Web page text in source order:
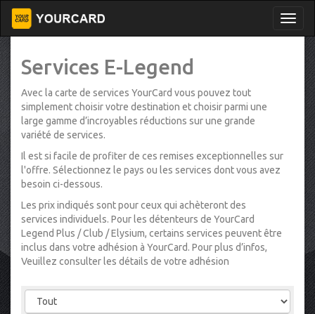
Services E-Legend
Avec la carte de services YourCard vous pouvez tout
simplement choisir votre destination et choisir parmi une
large gamme d’incroyables réductions sur une grande
variété de services.
Il est si facile de profiter de ces remises exceptionnelles sur
l'offre. Sélectionnez le pays ou les services dont vous avez
besoin ci-dessous.
Les prix indiqués sont pour ceux qui achèteront des
services individuels. Pour les détenteurs de YourCard
Legend Plus / Club / Elysium, certains services peuvent être
inclus dans votre adhésion à YourCard. Pour plus d’infos,
Veuillez consulter les détails de votre adhésion